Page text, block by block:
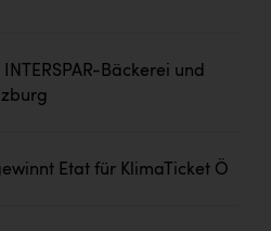
Bäckerei und
Etat für KlimaTicket Ö